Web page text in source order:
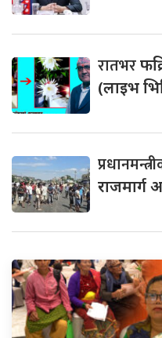
रातभर
(लाइभ
राजमार्ग